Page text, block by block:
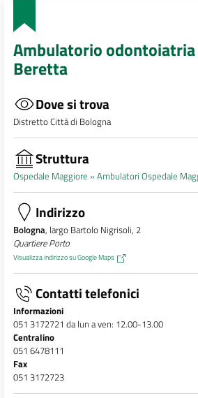
Ambulatorio
Beretta
Dove si trova
Distretto Città di Bologna
Struttura
Ospedale Maggiore »Ambulatori Ospedale
Indirizzo
Bologna, largo Bartolo Nigrisoli, 2
Quartiere Porto
Visualizza indirizzo su Google Maps
Contatti telefonici
Informazioni
051 3172721 da lun a ven: 12.00-13.00
Centralino
051 6478111
Fax
051 3172723